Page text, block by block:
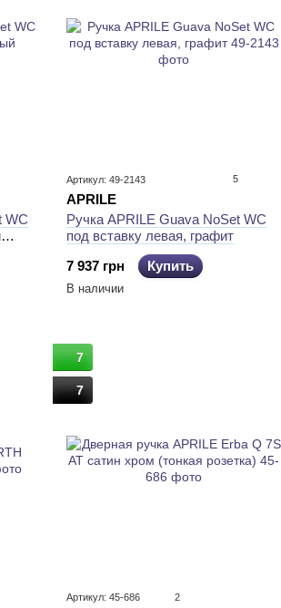
WC
Артикул: 49-2143 5
APRILE
Ручка APRILE Guava NoSet WC
под вставку левая, графит
7 937 грн
Купить
В наличии
7
7
Артикул: 45-686 2